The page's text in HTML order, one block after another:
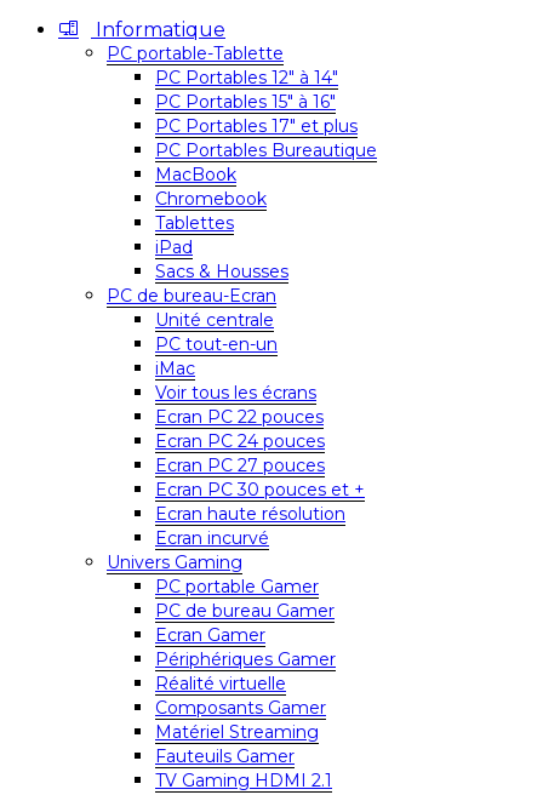
Informatique
PC portable-Tablette
PC Portables 12″ à 14″
PC Portables 15″ à 16″
PC Portables 17″ et plus
PC Portables Bureautique
MacBook
Chromebook
Tablettes
iPad
Sacs & Housses
PC de bureau-Ecran
Unité centrale
PC tout-en-un
iMac
Voir tous les écrans
Ecran PC 22 pouces
Ecran PC 24 pouces
Ecran PC 27 pouces
Ecran PC 30 pouces et +
Ecran haute résolution
Ecran incurvé
Univers Gaming
PC portable Gamer
PC de bureau Gamer
Ecran Gamer
Périphériques Gamer
Réalité virtuelle
Composants Gamer
Matériel Streaming
Fauteuils Gamer
TV Gaming HDMI 2.1